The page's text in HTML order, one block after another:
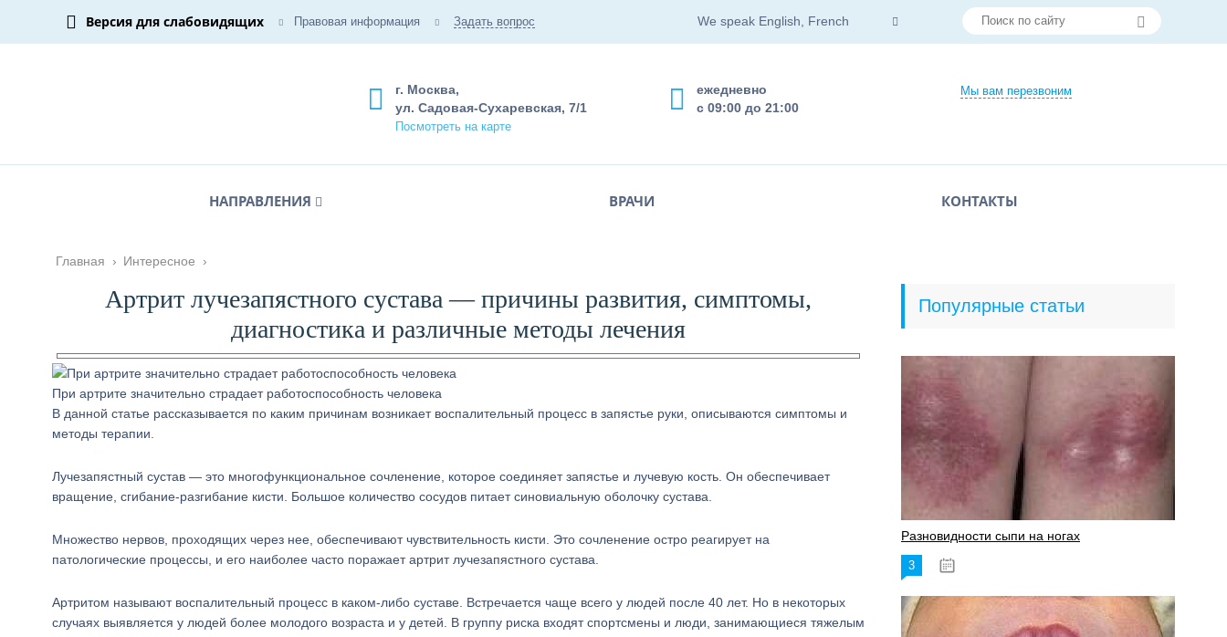
Версия для слабовидящих Правовая информация Задать вопрос We speak English, French
Мы вам перезвоним
ежедневно
с 09:00 до 21:00
г. Москва,
ул. Садовая-Сухаревская, 7/1
Посмотреть на карте
НАПРАВЛЕНИЯ ВРАЧИ КОНТАКТЫ
Главная › Интересное ›
Артрит лучезапястного сустава — причины развития, симптомы,
диагностика и различные методы лечения
При артрите значительно страдает работоспособность человека
В данной статье рассказывается по каким причинам возникает воспалительный процесс в запястье руки, описываются симптомы и
методы терапии.
Лучезапястный сустав — это многофункциональное сочленение, которое соединяет запястье и лучевую кость. Он обеспечивает
вращение, сгибание-разгибание кисти. Большое количество сосудов питает синовиальную оболочку сустава.
Множество нервов, проходящих через нее, обеспечивают чувствительность кисти. Это сочленение остро реагирует на
патологические процессы, и его наиболее часто поражает артрит лучезапястного сустава.
Артритом называют воспалительный процесс в каком-либо суставе. Встречается чаще всего у людей после 40 лет. Но в некоторых
случаях выявляется у людей более молодого возраста и у детей. В группу риска входят спортсмены и люди, занимающиеся тяжелым
Популярные статьи
Разновидности сыпи на ногах
3